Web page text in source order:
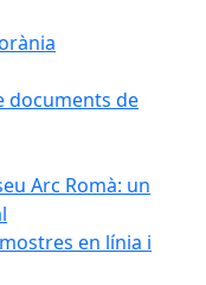
documents de
Arc Romà: un
en línia i